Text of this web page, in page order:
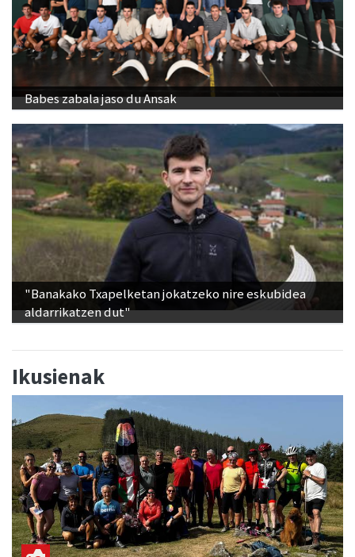
Babes zabala jaso du Ansak
"Banakako Txapelketan jokatzeko nire eskubidea
aldarrikatzen dut"
Ikusienak